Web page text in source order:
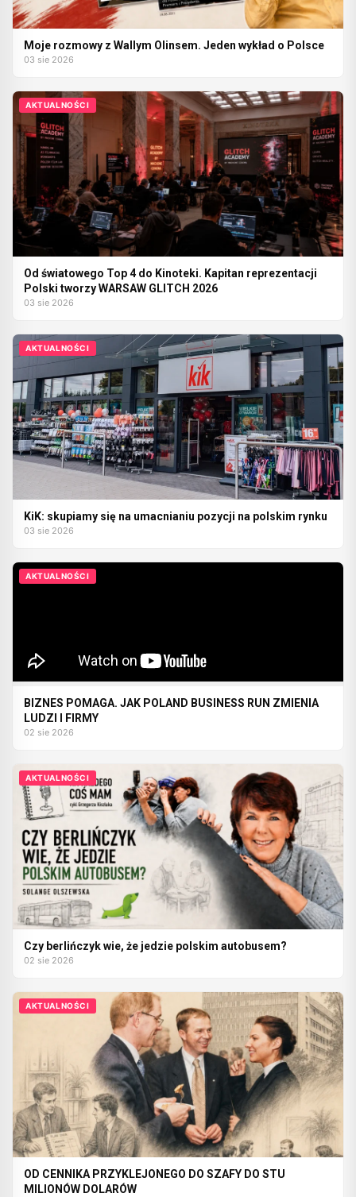
Moje rozmowy z Wallym Olinsem. Jeden wykład o Polsce
03 sie 2026
AKTUALNOŚCI
Od światowego Top 4 do Kinoteki. Kapitan reprezentacji
Polski tworzy WARSAW GLITCH 2026
03 sie 2026
AKTUALNOŚCI
KiK: skupiamy się na umacnianiu pozycji na polskim rynku
03 sie 2026
AKTUALNOŚCI
BIZNES POMAGA. JAK POLAND BUSINESS RUN ZMIENIA
LUDZI I FIRMY
02 sie 2026
AKTUALNOŚCI
Czy berlińczyk wie, że jedzie polskim autobusem?
02 sie 2026
AKTUALNOŚCI
OD CENNIKA PRZYKLEJONEGO DO SZAFY DO STU
MILIONÓW DOLARÓW